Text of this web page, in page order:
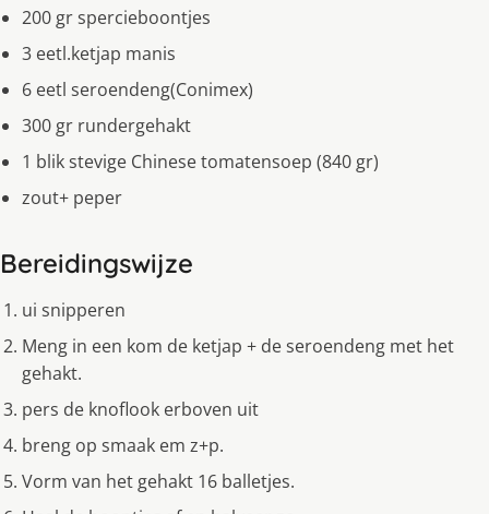
200 gr spercieboontjes
3 eetl.ketjap manis
6 eetl seroendeng(Conimex)
300 gr rundergehakt
1 blik stevige Chinese tomatensoep (840 gr)
zout+ peper
Bereidingswijze
ui snipperen
Meng in een kom de ketjap + de seroendeng met het
gehakt.
pers de knoflook erboven uit
breng op smaak em z+p.
Vorm van het gehakt 16 balletjes.